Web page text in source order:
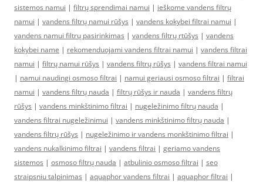
sistemos namui | filtrų sprendimai namui | ieškome vandens filtrų
namui | vandens filtrų namui rūšys | vandens kokybei filtrai namui |
vandens namui filtrų pasirinkimas | vandens filtrų rtūšys | vandens
kokybei name | rekomenduojami vandens filtrai namui | vandens filtrai
namui | filtrų namui rūšys | vandens filtrų rūšys | vandens filtrai namui
| namui naudingi osmoso filtrai | namui geriausi osmoso filtrai | filtrai
namui | vandens filtrų nauda | filtrų rūšys ir nauda | vandens filtrų
rūšys | vandens minkštinimo filtrai | nugeležinimo filtrų nauda |
vandens filtrai nugeležinimui | vandens minkštinimo filtrų nauda |
vandens filtrų rūšys | nugeležinimo ir vandens monkštinimo filtrai |
vandens nukalkinimo filtrai | vandens filtrai | geriamo vandens
sistemos | osmoso filtrų nauda | atbulinio osmoso filtrai | seo
straipsniu talpinimas | aquaphor vandens filtrai | aquaphor filtrai |